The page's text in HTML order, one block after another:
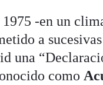
-en un
a
una
como